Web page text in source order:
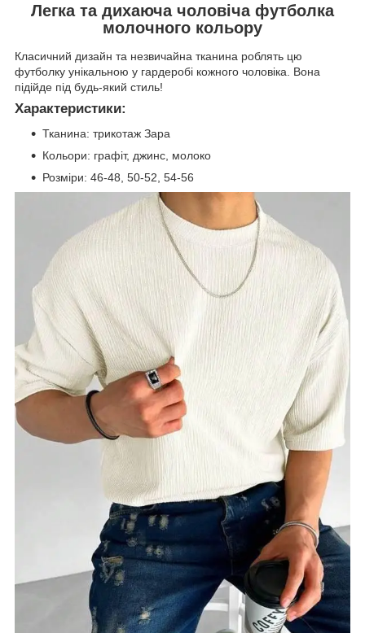
Легка та дихаюча чоловіча футболка
молочного кольору
Класичний дизайн та незвичайна тканина роблять цю
футболку унікальною у гардеробі кожного чоловіка. Вона
підійде під будь-який стиль!
Характеристики:
Тканина: трикотаж Зара
Кольори: графіт, джинс, молоко
Розміри: 46-48, 50-52, 54-56